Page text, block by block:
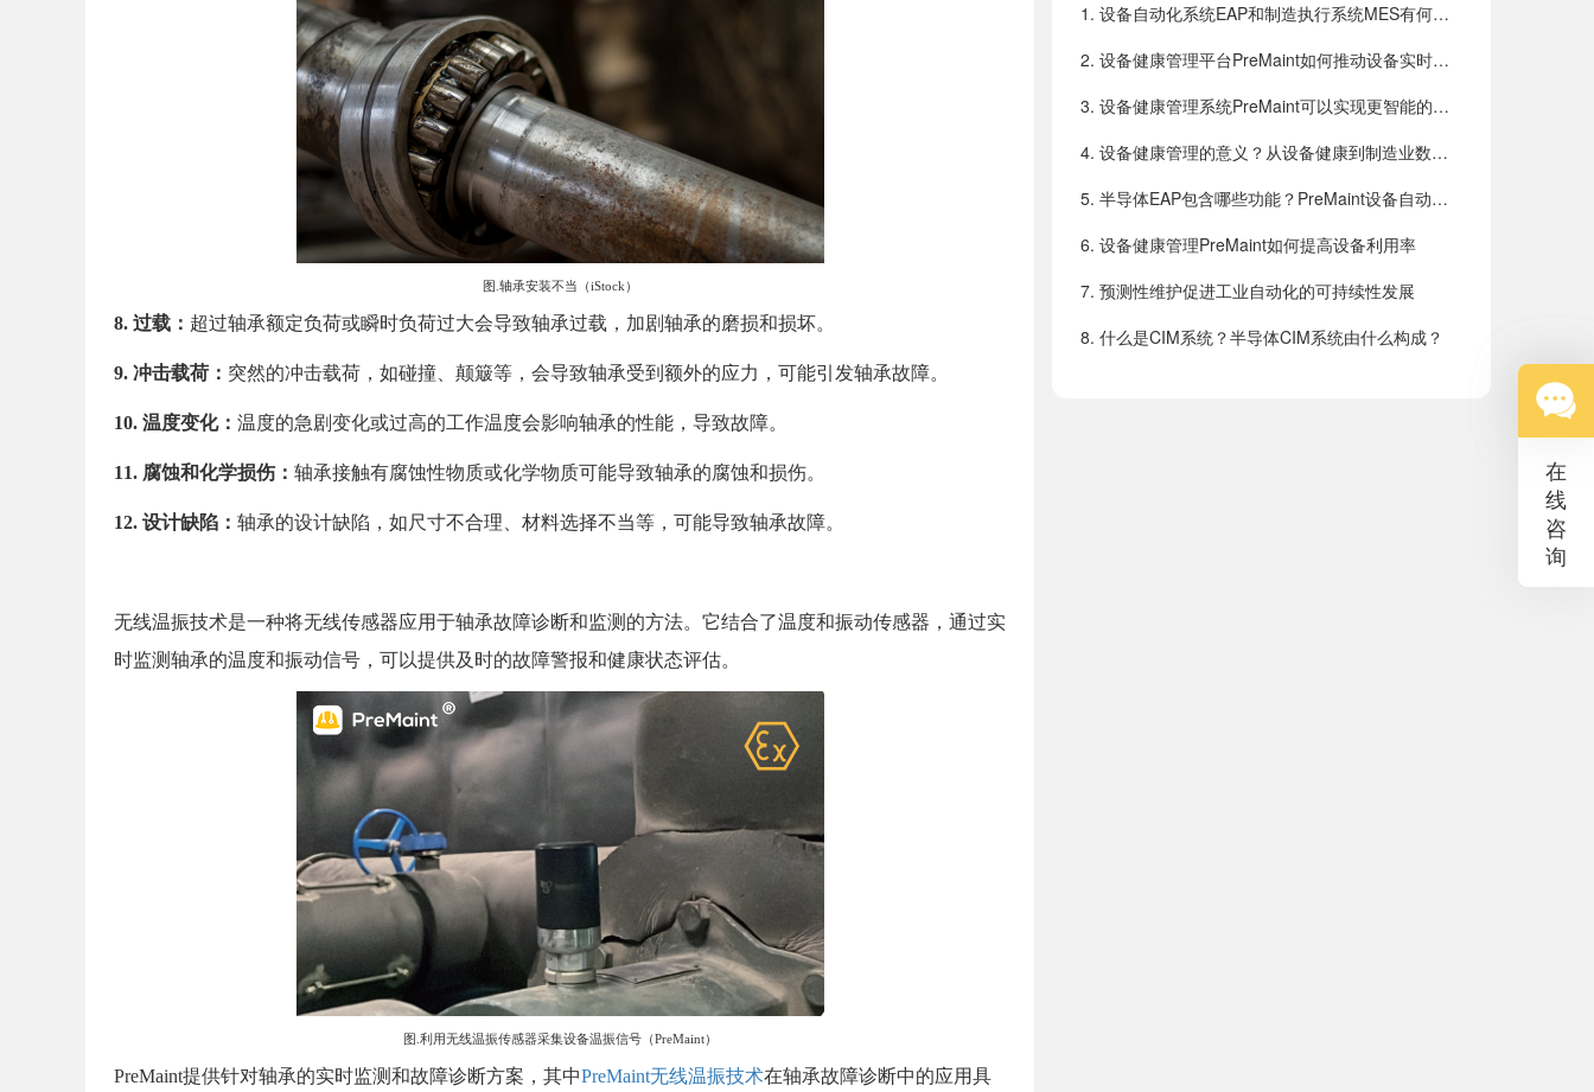
图.轴承安装不当（iStock）
8. 过载： 超过轴承额定负荷或瞬时负荷过大会导致轴承过载，加剧轴承的磨损和损坏。
9. 冲击载荷： 突然的冲击载荷，如碰撞、颠簸等，会导致轴承受到额外的应力，可能引发轴承故障。
10. 温度变化： 温度的急剧变化或过高的工作温度会影响轴承的性能，导致故障。
11. 腐蚀和化学损伤： 轴承接触有腐蚀性物质或化学物质可能导致轴承的腐蚀和损伤。
12. 设计缺陷： 轴承的设计缺陷，如尺寸不合理、材料选择不当等，可能导致轴承故障。
无线温振技术是一种将无线传感器应用于轴承故障诊断和监测的方法。它结合了温度和振动传感器，通过实
时监测轴承的温度和振动信号，可以提供及时的故障警报和健康状态评估。
图.利用无线温振传感器采集设备温振信号（PreMaint）
PreMaint提供针对轴承的实时监测和故障诊断方案，其中PreMaint无线温振技术在轴承故障诊断中的应用具
1 . 设备自动化系统EAP和制造执行系统MES有何关联
2. 设备健康管理平台PreMaint如何推动设备实时智能
3. 设备健康管理系统PreMaint可以实现更智能的预防性维护
4. 设备健康管理的意义？从设备健康到制造业数字化转型
5. 半导体EAP包含哪些功能？PreMaint设备自动化系统介绍
6. 设备健康管理PreMaint如何提高设备利用率
7. 预测性维护促进工业自动化的可持续性发展
8. 什么是CIM系统？半导体CIM系统由什么构成？
在
线
咨
询